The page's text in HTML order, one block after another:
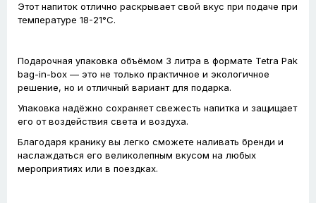
Этот напиток отлично раскрывает свой вкус при подаче при
температуре 18-21°C.
Подарочная упаковка объёмом 3 литра в формате Tetra Pak
bag-in-box — это не только практичное и экологичное
решение, но и отличный вариант для подарка.
Упаковка надёжно сохраняет свежесть напитка и защищает
его от воздействия света и воздуха.
Благодаря кранику вы легко сможете наливать бренди и
наслаждаться его великолепным вкусом на любых
мероприятиях или в поездках.